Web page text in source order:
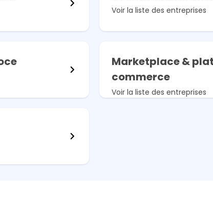
Voir la liste des entreprises
Marketplace &
commerce
Voir la liste des entreprises